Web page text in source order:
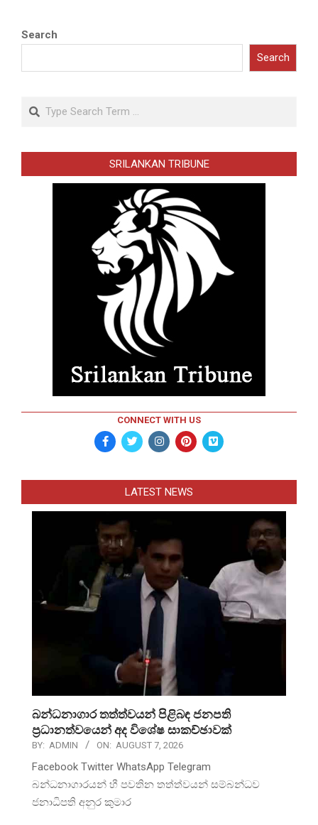
Search
Search
Search
SRILANKAN TRIBUNE
CONNECT WITH US
LATEST NEWS
බන්ධනාගාර තත්ත්වයන් පිළිබඳ ජනපති
ප්‍රධානත්වයෙන් අද විශේෂ සාකච්ඡාවක්
BY: ADMIN ON: AUGUST 7, 2026
Facebook Twitter WhatsApp Telegram
බන්ධනාගාරයන් හී පවතින තත්ත්වයන් සම්බන්ධව
ජනාධිපති අනුර කුමාර